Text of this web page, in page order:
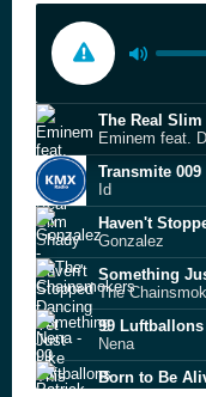
The Real Slim
Eminem feat.
Transmite 009
Id
Haven't
Gonzalez
Something
The
99 Luftballons
Nena
Born to Be